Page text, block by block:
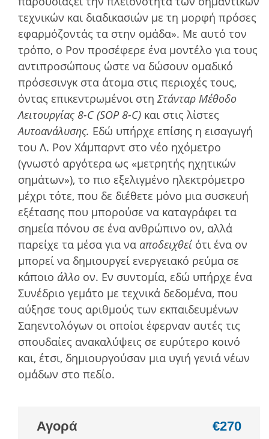
τεχνικών και διαδικασιών µε τη µορφή πρόσες
εφαρµόζοντάς τα στην οµάδα». Με αυτό τον
τρόπο, ο Ρον προσέφερε ένα µοντέλο για τους
αντιπροσώπους ώστε να δώσουν οµαδικό
πρόσεσινγκ στα άτοµα στις περιοχές τους,
όντας επικεντρωµένοι στη Στάνταρ Μέθοδο
Λειτουργίας 8-C (SOP 8-C) και στις λίστες
Αυτοανάλυσης. Εδώ υπήρχε επίσης η εισαγωγή
του Λ. Ρον Χάμπαρντ στο νέο ηχόµετρο
(γνωστό αργότερα ως «µετρητής ηχητικών
σηµάτων»), το πιο εξελιγµένο ηλεκτρόµετρο
µέχρι τότε, που δε διέθετε µόνο µια συσκευή
εξέτασης που µπορούσε να καταγράφει τα
σηµεία πόνου σε ένα ανθρώπινο ον, αλλά
παρείχε τα µέσα για να αποδειχθεί ότι ένα ον
µπορεί να δηµιουργεί ενεργειακό ρεύµα σε
κάποιο άλλο ον. Εν συντοµία, εδώ υπήρχε ένα
Συνέδριο γεµάτο µε τεχνικά δεδοµένα, που
αύξησε τους αριθµούς των εκπαιδευµένων
Σαηεντολόγων οι οποίοι έφερναν αυτές τις
σπουδαίες ανακαλύψεις σε ευρύτερο κοινό
και, έτσι, δηµιουργούσαν µια υγιή γενιά νέων
οµάδων στο πεδίο.
Αγορά €270